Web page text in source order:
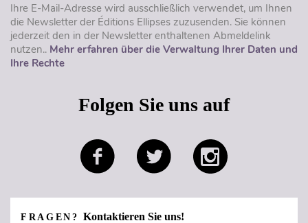
Ihre E-Mail-Adresse wird ausschließlich verwendet, um Ihnen
die Newsletter der Éditions Ellipses zuzusenden. Sie können
jederzeit den in der Newsletter enthaltenen Abmeldelink
nutzen.. Mehr erfahren über die Verwaltung Ihrer Daten und
Ihre Rechte
Folgen Sie uns auf
FRAGEN? Kontaktieren Sie uns!